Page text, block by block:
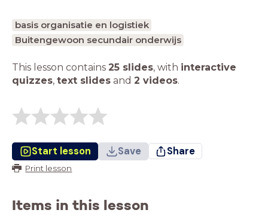
basis organisatie en logistiek
Buitengewoon secundair onderwijs
This lesson contains 25 slides, with interactive
quizzes, text slides and 2 videos.
Start lesson Save Share
Print lesson
Items in this lesson